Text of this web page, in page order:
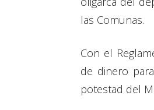
las Comunas.
Con el
de dinero
potestad del